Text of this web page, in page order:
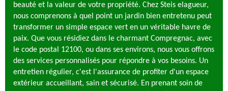
beauté et la valeur de votre propriété. Chez Steis elagueur,
nous comprenons à quel point un jardin bien entretenu peut
transformer un simple espace vert en un véritable havre de
paix. Que vous résidiez dans le charmant Compregnac, avec
le code postal 12100, ou dans ses environs, nous vous offrons
des services personnalisés pour répondre à vos besoins. Un
entretien régulier, c'est l'assurance de profiter d'un espace
extérieur accueillant, sain et sécurisé. En prenant soin de